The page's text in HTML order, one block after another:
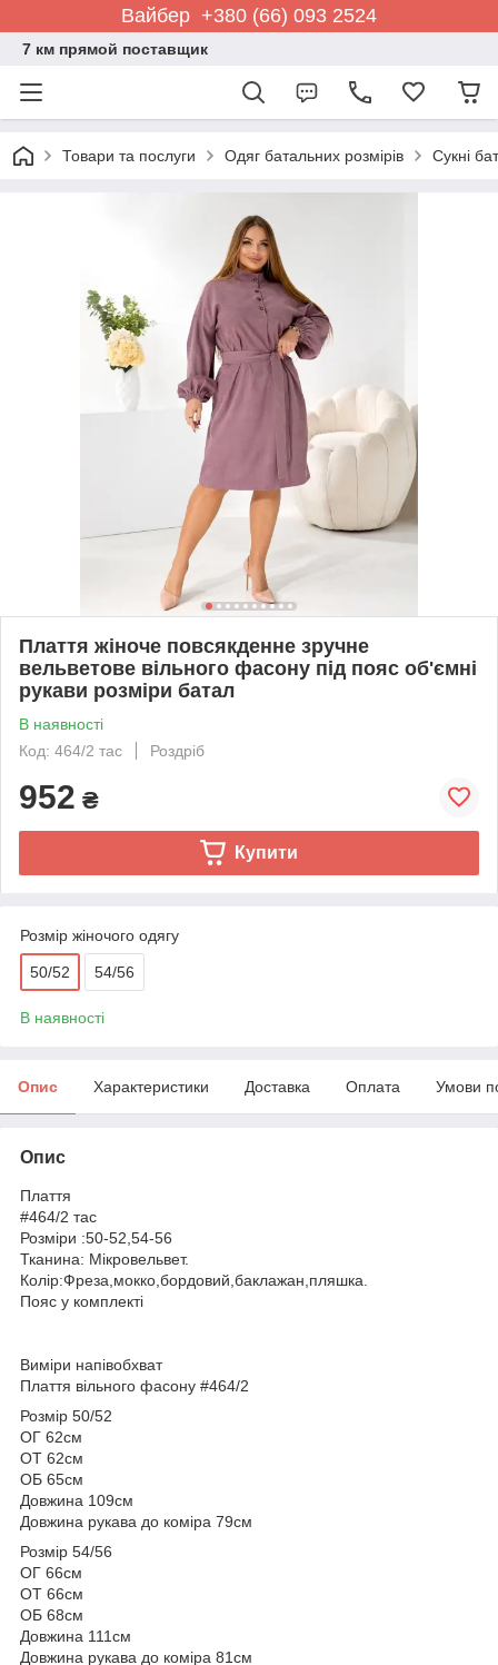
Вайбер +380 (66) 093 2524
7 км прямой поставщик
Товари та послуги Одяг батальних розмірів Сукні
Плаття жіноче повсякденне зручне
вельветове вільного фасону під пояс об'ємні
рукави розміри батал
В наявності
Код: 464/2 тас
Роздріб
952 ₴
Купити
Розмір жіночого одягу
50/52 54/56
В наявності
Опис Характеристики Доставка Оплата Умови
Опис
Плаття
#464/2 тас
Розміри :50-52,54-56
Тканина: Мікровельвет.
Колір:Фреза,мокко,бордовий,баклажан,пляшка.
Пояс у комплекті
Виміри напівобхват
Плаття вільного фасону #464/2
Розмір 50/52
ОГ 62см
ОТ 62см
ОБ 65см
Довжина 109см
Довжина рукава до коміра 79см
Розмір 54/56
ОГ 66см
ОТ 66см
ОБ 68см
Довжина 111см
Довжина рукава до коміра 81см